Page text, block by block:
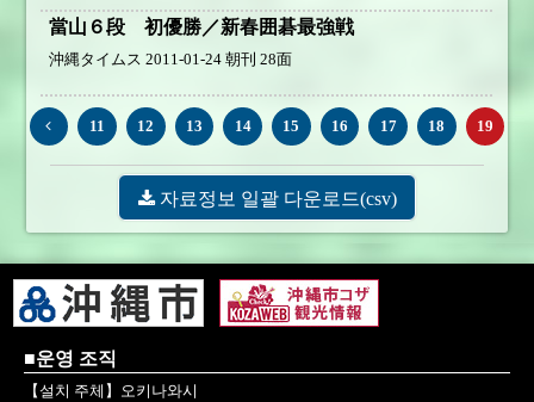
當山６段 初優勝／新春囲碁最強戦
沖縄タイムス 2011-01-24 朝刊 28面
11 12 13 14 15 16 17 18 19
■운영 조직
【설치 주체】오키나와시